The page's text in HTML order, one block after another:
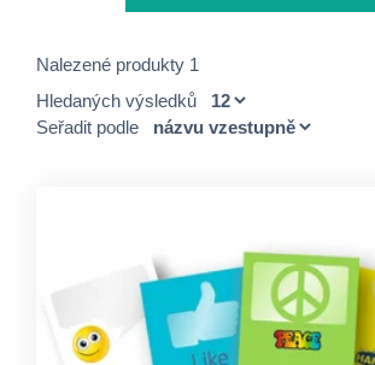
Nalezené produkty 1
Hledaných výsledků
Seřadit podle